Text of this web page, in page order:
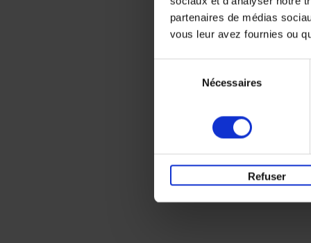
partenaires de médias
vous leur avez fournies ou
Nécessaires
Refuser